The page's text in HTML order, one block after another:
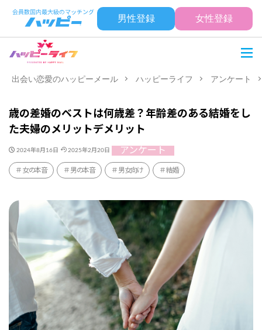
男性登録 女性登録
出会い恋愛のハッピーメール ハッピーライフ アンケート
歳の差婚のベストは何歳差？年齢差のある結婚をし
た夫婦のメリットデメリット
2024年8月16日 2025年2月20日 アンケート
女の本音 男の本音 男女向け 結婚